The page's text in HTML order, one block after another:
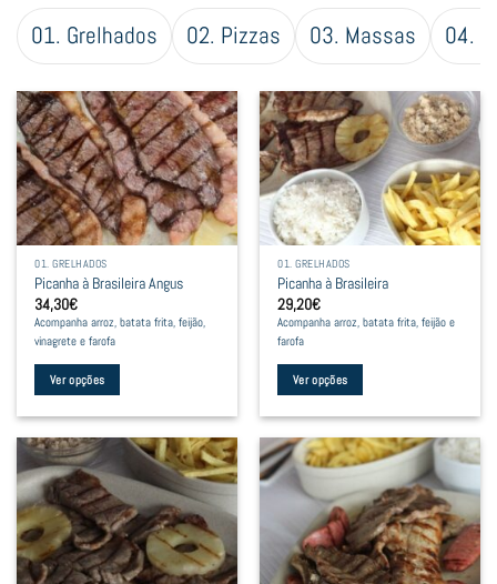
01. Grelhados 02. Pizzas 03. Massas 04.
01. GRELHADOS
Picanha à Brasileira Angus
34,30€
Acompanha arroz, batata frita, feijão,
vinagrete e farofa
Ver opções
has
multiple
variants.
The
options
may
01. GRELHADOS
Picanha à Brasileira
29,20€
Acompanha arroz, batata frita, feijão e
farofa
Ver opções
has
multiple
variants.
The
options
may